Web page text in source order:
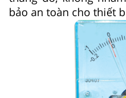
bảo an toàn cho thiết